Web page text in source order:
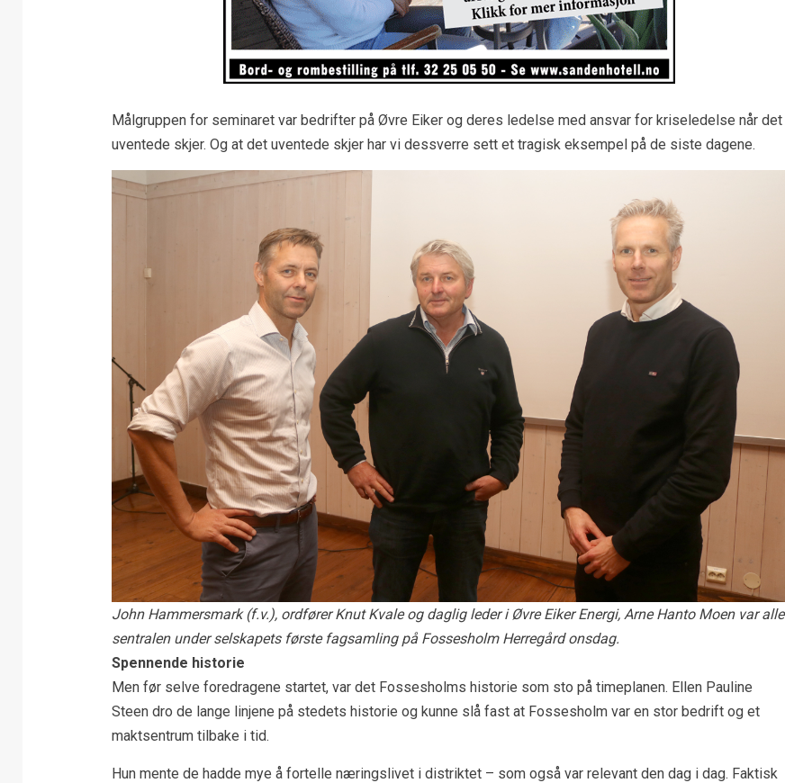
Målgruppen for seminaret var bedrifter på Øvre Eiker og deres ledelse med ansvar for kriseledelse når det
uventede skjer. Og at det uventede skjer har vi dessverre sett et tragisk eksempel på de siste dagene.
John Hammersmark (f.v.), ordfører Knut Kvale og daglig leder i Øvre Eiker Energi, Arne Hanto Moen var alle
sentralen under selskapets første fagsamling på Fossesholm Herregård onsdag.
Spennende historie
Men før selve foredragene startet, var det Fossesholms historie som sto på timeplanen. Ellen Pauline
Steen dro de lange linjene på stedets historie og kunne slå fast at Fossesholm var en stor bedrift og et
maktsentrum tilbake i tid.
Hun mente de hadde mye å fortelle næringslivet i distriktet – som også var relevant den dag i dag. Faktisk